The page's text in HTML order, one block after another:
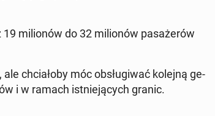
mi­lio­nów do 32 mi­lio­nów pa­sa­że­rów
chcia­ło­by móc ob­słu­gi­wać kolejną ge­
i w ramach ist­nie­ją­cych granic.